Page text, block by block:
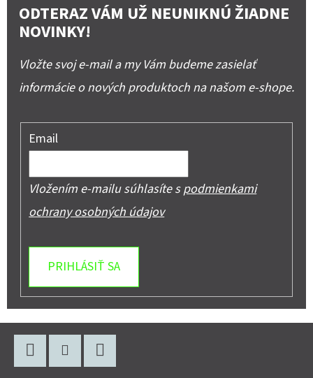
ODTERAZ VÁM UŽ NEUNIKNÚ ŽIADNE
NOVINKY!
Vložte svoj e-mail a my Vám budeme zasielať
informácie o nových produktoch na našom e-shope.
Email
Vložením e-mailu súhlasíte spodmienkami
ochrany osobných údajov
PRIHLÁSIŤ SA